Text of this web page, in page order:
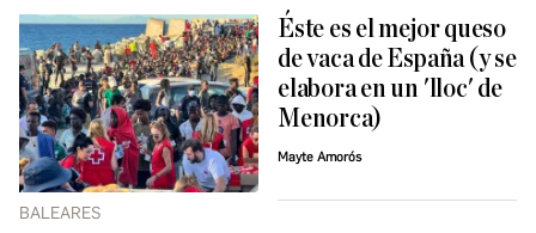
BALEARES
Éste es el mejor queso
de vaca de España (y se
elabora en un 'lloc' de
Menorca)
Mayte Amorós